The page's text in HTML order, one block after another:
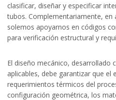
clasificar, diseñar y especificar
tubos. Complementariamente, en
solemos apoyarnos en códigos
para verificación estructural y
El diseño mecánico, desarrollado
aplicables, debe garantizar que el
requerimientos térmicos del
configuración geométrica, los